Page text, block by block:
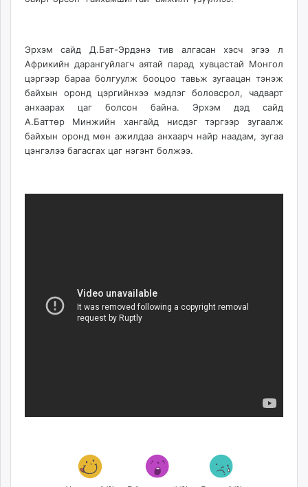
shuurhai.mn
unuudur.mn
isee.mn
mglradio.com
fact.mn
itoim.mn
tumen.mn
paparazzi.mn
Эрхэм сайд Д.Бат-Эрдэнэ тив алгасан хэсч эгээ л
Африкийн дарангуйлагч аятай парад хувцастай Монгол
цэргээр бараа болгуулж бооцоо тавьж зугаацан тэнэж
байхын оронд цэргийнхээ мэдлэг боловсрол, чадварт
анхаарах цаг болсон байна. Эрхэм дэд сайд
А.Баттөр Минжийн хангайд нисдэг тэргээр зугаалж
байхын оронд мөн ажилдаа анхаарч найр наадам, зугаа
цэнгэлээ багасгах цаг нэгэнт болжээ.